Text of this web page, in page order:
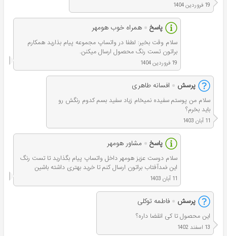
19 فروردین 1404
پاسخ همراه خوب هومهر
سلام وقت بخير: لطفا در واتساپ مجموعه پيام بذارید همکارم
براتون تست رنگ محصول ارسال میکنن.
19 فروردین 1404
پرسش افسانه طاهری
سلام من پوستم سفیده نمیخام زیاد سفید بسم کدوم رنگش رو
باید بخرم؟
11 آبان 1403
پاسخ مشاور هومهر
سلام دوست عزیز هومهر داخل واتساپ پيام بگذارید تا تست رنگ
این ضدآفتاب براتون ارسال کنم تا خرید بهتری داشته باشین
11 آبان 1403
پرسش فاطمه توکلی
این محصول تا کی انقضا داره؟
13 اسفند 1402